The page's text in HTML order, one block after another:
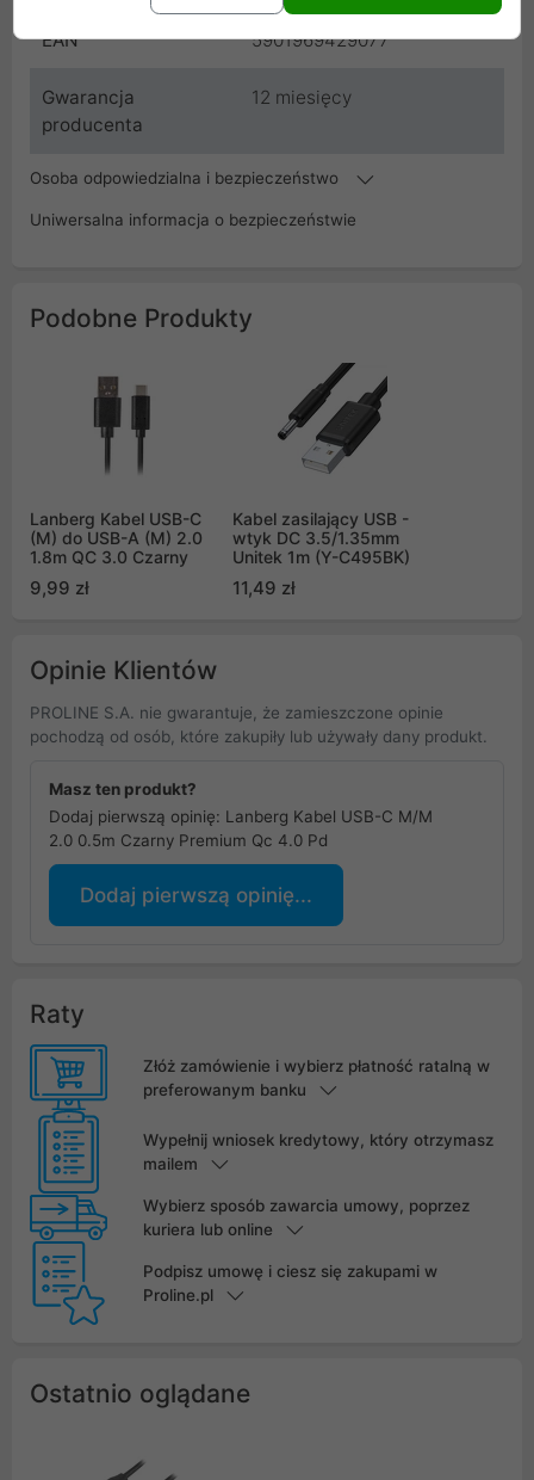
EAN 5901969429077
Gwarancja
producenta
12 miesięcy
Osoba odpowiedzialna i bezpieczeństwo
Uniwersalna informacja o bezpieczeństwie
Podobne Produkty
Lanberg Kabel USB-C
(M) do USB-A (M) 2.0
1.8m QC 3.0 Czarny
9,99 zł
Kabel zasilający USB -
wtyk DC 3.5/1.35mm
Unitek 1m (Y-C495BK)
11,49 zł
Opinie Klientów
PROLINE S.A. nie gwarantuje, że zamieszczone opinie
pochodzą od osób, które zakupiły lub używały dany produkt.
Masz ten produkt?
Dodaj pierwszą opinię: Lanberg Kabel USB-C M/M
2.0 0.5m Czarny Premium Qc 4.0 Pd
Dodaj pierwszą opinię...
Raty
Złóż zamówienie i wybierz płatność ratalną w
preferowanym banku
Wypełnij wniosek kredytowy, który otrzymasz
mailem
Wybierz sposób zawarcia umowy, poprzez
kuriera lub online
Podpisz umowę i ciesz się zakupami w
Proline.pl
Ostatnio oglądane